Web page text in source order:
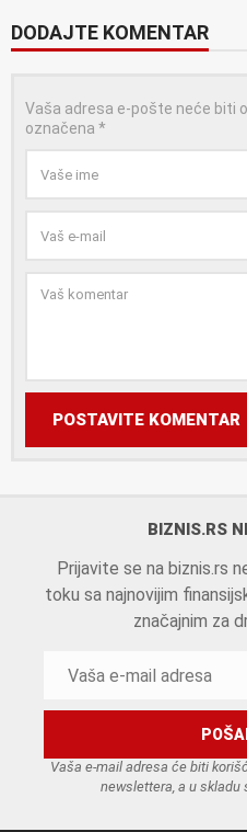
DODAJTE KOMENTAR
Vaša adresa e-pošte neće biti
označena *
POSTAVITE KOMENTAR
BIZNIS.RS
Prijavite se na biznis.rs
toku sa najnovijim
značajnim za
Vaša e-mail adresa će biti
newslettera, a u skladu